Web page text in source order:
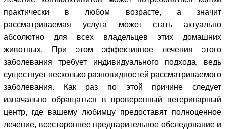
практически в любом возрасте, а значит
рассматриваемая услуга может стать актуально
абсолютно для всех владельцев этих домашних
животных. При этом эффективное лечения этого
заболевания требует индивидуального подхода, ведь
существует несколько разновидностей рассматриваемого
заболевания. Как раз по этой причине следует
изначально обращаться в проверенный ветеринарный
центр, где вашему любимцу предоставят полноценное
лечение, всестороннее предварительное обследование и